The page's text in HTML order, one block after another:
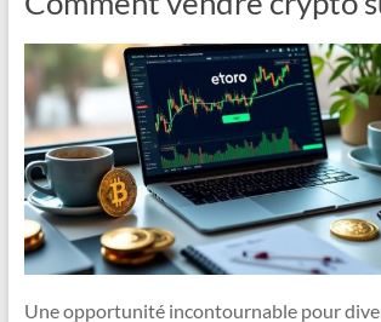
Une opportunité incontournable pour